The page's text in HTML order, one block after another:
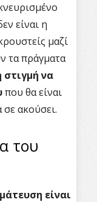
είναι η
μαζί
τα πράγματα
να
που θα είναι
ακούσει.
του
είναι